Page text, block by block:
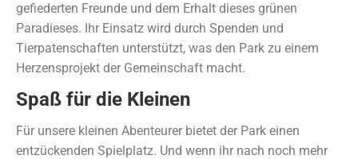
gefiederten Freunde und dem Erhalt dieses grünen
Paradieses. Ihr Einsatz wird durch Spenden und
Tierpatenschaften unterstützt, was den Park zu einem
Herzensprojekt der Gemeinschaft macht.
Spaß für die Kleinen
Für unsere kleinen Abenteurer bietet der Park einen
entzückenden Spielplatz. Und wenn ihr nach noch mehr